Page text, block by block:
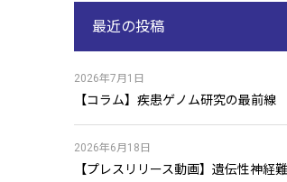
最近の投稿
【コラム】疾患ゲノム研究の最前線
2026年7月1日
【プレスリリース動画】遺伝性神経
2026年6月18日